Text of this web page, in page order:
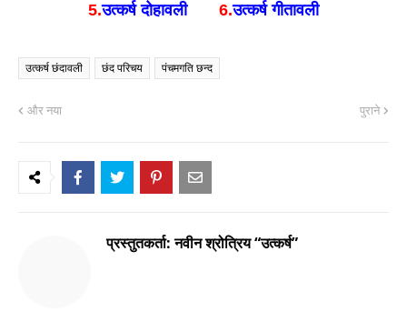
5.उत्कर्ष दोहावली 6.उत्कर्ष गीतावली
उत्कर्ष छंदावली छंद परिचय पंचमगति छन्द
और नया पुराने
प्रस्तुतकर्ता:नवीन श्रोत्रिय “उत्कर्ष”